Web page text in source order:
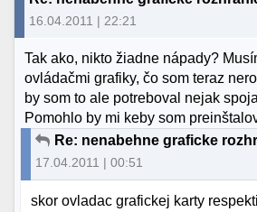
16.04.2011 | 22:21
Tak ako, nikto žiadne nápady?
ovládačmi grafiky, čo som teraz
by som to ale potreboval nejak
Pomohlo by mi keby som
Re: nenabehne graficke
17.04.2011 | 00:51
skor ovladac grafickej karty